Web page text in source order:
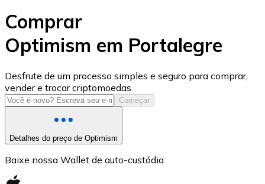
USD Coin
USDC
Comprar
Optimism em Portalegre
Desfrute de um processo simples e seguro para comprar,
vender e trocar criptomoedas.
Começar
Detalhes do preço de Optimism
Baixe nossa Wallet de auto-custódia